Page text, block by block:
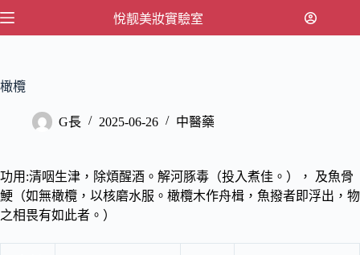
跳
內
悅靓美妝實驗室
橄欖
G長 2025-06-26 中醫藥
功用:清咽生津，除煩醒酒。解河豚毒（投入煮佳。）， 及魚骨
鯁（如無橄欖，以核磨水服。橄欖木作舟楫，魚撥者即浮出，物
之相畏有如此者。）